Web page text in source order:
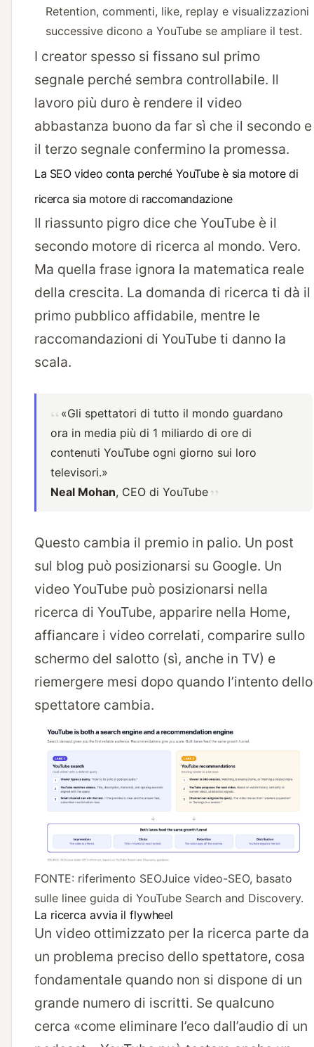
Retention, commenti, like, replay e visualizzazioni
successive dicono a YouTube se ampliare il test.
I creator spesso si fissano sul primo
segnale perché sembra controllabile. Il
lavoro più duro è rendere il video
abbastanza buono da far sì che il secondo e
il terzo segnale confermino la promessa.
La SEO video conta perché YouTube è sia motore di
ricerca sia motore di raccomandazione
Il riassunto pigro dice che YouTube è il
secondo motore di ricerca al mondo. Vero.
Ma quella frase ignora la matematica reale
della crescita. La domanda di ricerca ti dà il
primo pubblico affidabile, mentre le
raccomandazioni di YouTube ti danno la
scala.
«Gli spettatori di tutto il mondo guardano
ora in media più di 1 miliardo di ore di
contenuti YouTube ogni giorno sui loro
televisori.»
Neal Mohan, CEO di YouTube
Questo cambia il premio in palio. Un post
sul blog può posizionarsi su Google. Un
video YouTube può posizionarsi nella
ricerca di YouTube, apparire nella Home,
affiancare i video correlati, comparire sullo
schermo del salotto (sì, anche in TV) e
riemergere mesi dopo quando l’intento dello
spettatore cambia.
FONTE: riferimento SEOJuice video-SEO, basato
sulle linee guida di YouTube Search and Discovery.
La ricerca avvia il flywheel
Un video ottimizzato per la ricerca parte da
un problema preciso dello spettatore, cosa
fondamentale quando non si dispone di un
grande numero di iscritti. Se qualcuno
cerca «come eliminare l’eco dall’audio di un